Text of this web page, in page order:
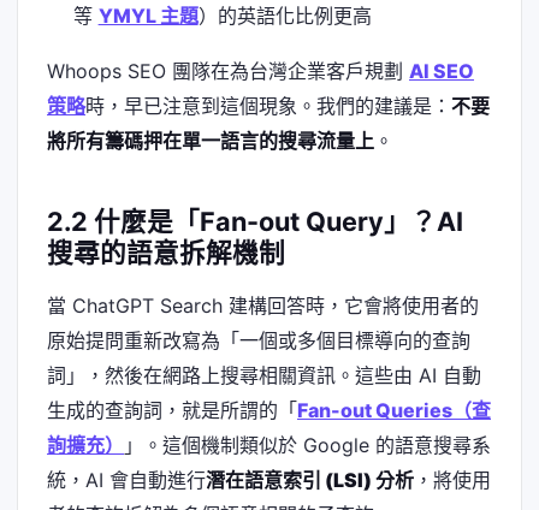
等 YMYL 主題）的英語化比例更高
Whoops SEO 團隊在為台灣企業客戶規劃 AI SEO
策略時，早已注意到這個現象。我們的建議是： 不要
將所有籌碼押在單一語言的搜尋流量上 。
2.2 什麼是「Fan-out Query」？AI
搜尋的語意拆解機制
當 ChatGPT Search 建構回答時，它會將使用者的
原始提問重新改寫為「一個或多個目標導向的查詢
詞」，然後在網路上搜尋相關資訊。這些由 AI 自動
生成的查詢詞，就是所謂的「Fan-out Queries（查
詢擴充）
」。這個機制類似於 Google 的語意搜尋系
統，AI 會自動進行潛在語意索引 (LSI) 分析 ，將使用